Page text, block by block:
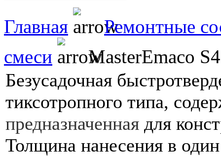
Главная
Ремонтные
смеси
MasterEmaco
Безусадочная
тиксотропного типа,
предназначенная для
Толщина нанесения в